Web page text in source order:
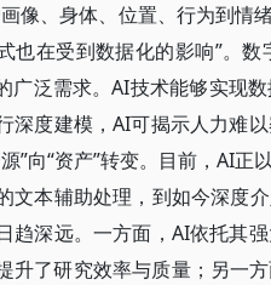
像、身体、位置、行为到情
也在受到数据化的影响”。
广泛需求。AI技术能够实现
深度建模，AI可揭示人力难
”向“资产”转变。目前，AI
文本辅助处理，到如今深度
趋深远。一方面，AI依托其
升了研究效率与质量；另一